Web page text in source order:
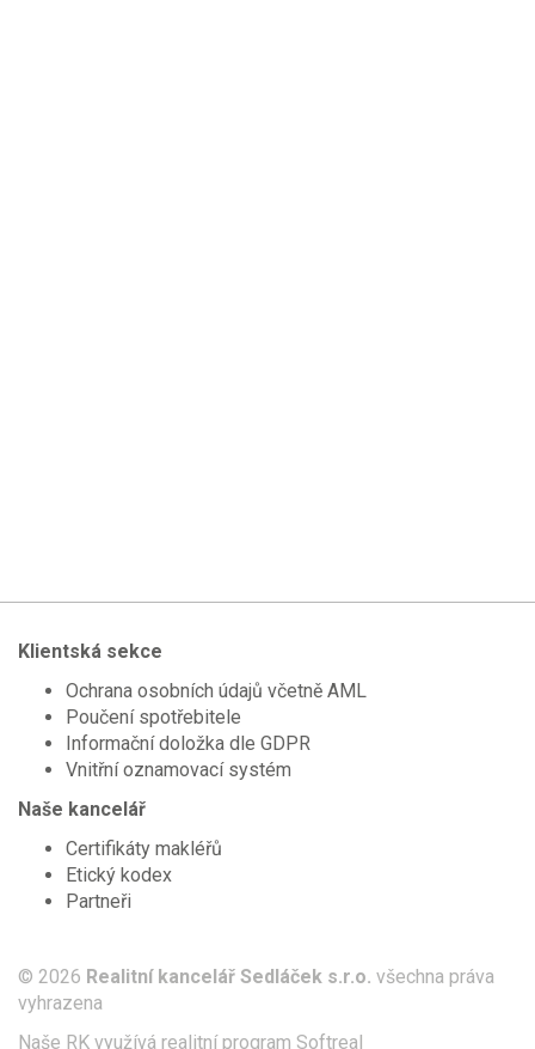
Klientská sekce
Ochrana osobních údajů včetně AML
Poučení spotřebitele
Informační doložka dle GDPR
Vnitřní oznamovací systém
Naše kancelář
Certifikáty makléřů
Etický kodex
Partneři
© 2026 Realitní kancelář Sedláček s.r.o. všechna práva
vyhrazena
Naše RK využívá realitní program Softreal